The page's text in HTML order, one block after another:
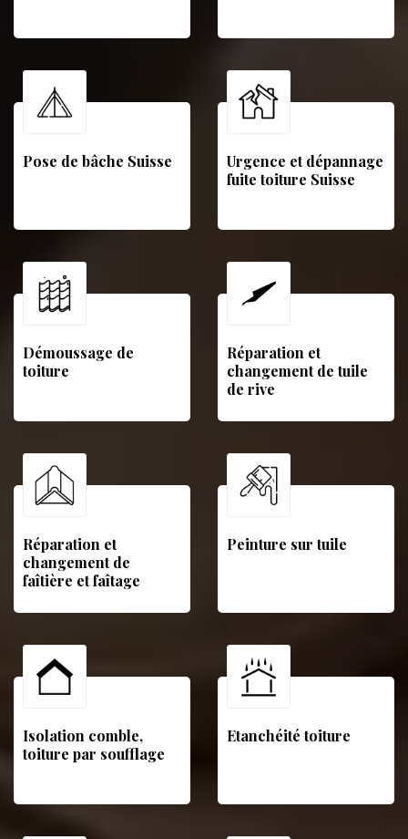
Pose de bâche Suisse
Urgence et dépannage
fuite toiture Suisse
Démoussage de
toiture
Réparation et
changement de tuile
de rive
Réparation et
changement de
faîtière et faîtage
Peinture sur tuile
Isolation comble,
toiture par soufflage
Etanchéité toiture